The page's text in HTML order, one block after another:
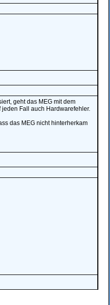
geht das MEG mit dem
Fall auch Hardwarefehler.
das MEG nicht hinterherkam